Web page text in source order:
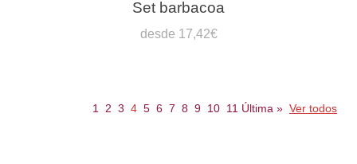
Set barbacoa
desde 17,42€
1 2 3 4 5 6 7 8 9 10 11 Última » Ver todos